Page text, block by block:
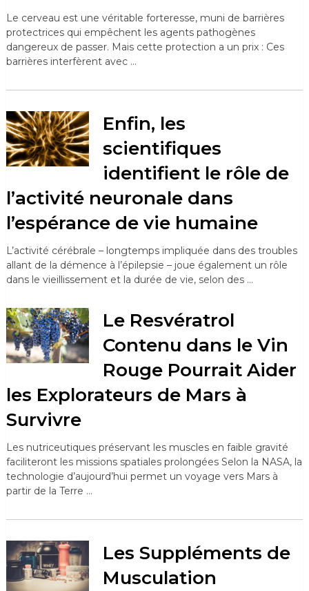
Le cerveau est une véritable forteresse, muni de barrières
protectrices qui empêchent les agents pathogènes
dangereux de passer. Mais cette protection a un prix : Ces
barrières interfèrent avec …
Enfin, les
scientifiques
identifient le rôle de
l’activité neuronale dans
l’espérance de vie humaine
L’activité cérébrale – longtemps impliquée dans des troubles
allant de la démence à l’épilepsie – joue également un rôle
dans le vieillissement et la durée de vie, selon des …
Le Resvératrol
Contenu dans le Vin
Rouge Pourrait Aider
les Explorateurs de Mars à
Survivre
Les nutriceutiques préservant les muscles en faible gravité
faciliteront les missions spatiales prolongées Selon la NASA, la
technologie d’aujourd’hui permet un voyage vers Mars à
partir de la Terre …
Les Suppléments de
Musculation